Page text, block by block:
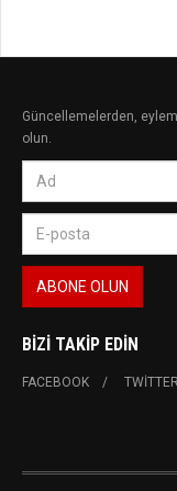
Güncellemelerden,
olun.
BIZI TAKIP EDIN
FACEBOOK TWITTER